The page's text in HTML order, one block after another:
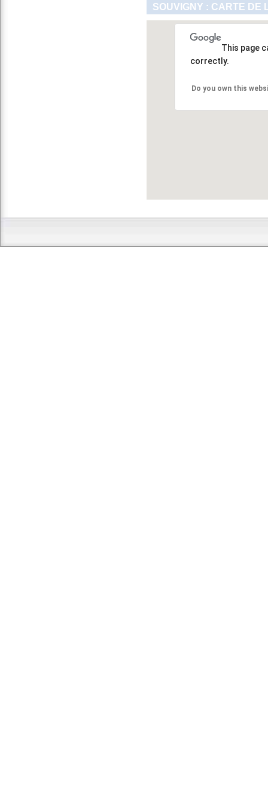
SOUVIGNY : CARTE DE
This page
correctly.
Do you own this